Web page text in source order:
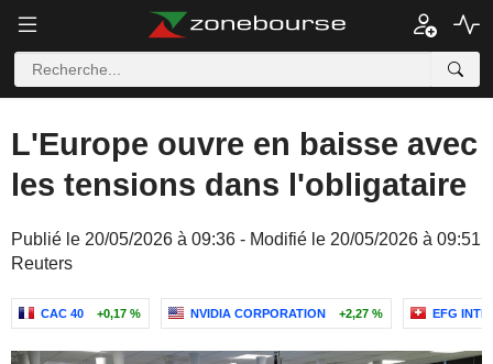
L'Europe ouvre en baisse avec
les tensions dans l'obligataire
Publié le 20/05/2026 à 09:36 - Modifié le 20/05/2026 à 09:51
Reuters
CAC 40 +0,17 % NVIDIA CORPORATION +2,27 % EFG